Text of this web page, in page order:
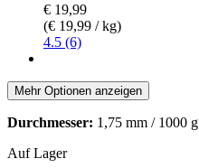
€ 19,99
(€ 19,99 / kg)
4.5 (6)
Mehr Optionen anzeigen
Durchmesser: 1,75 mm / 1000 g
Auf Lager